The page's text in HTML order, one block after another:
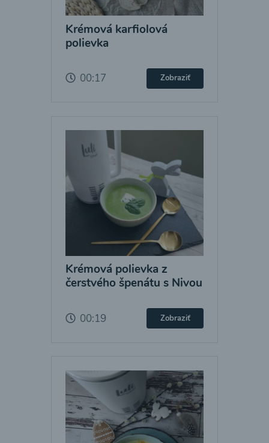
Krémová karfiolová
polievka
00:17 Zobraziť
Krémová polievka z
čerstvého špenátu s Nivou
00:19 Zobraziť